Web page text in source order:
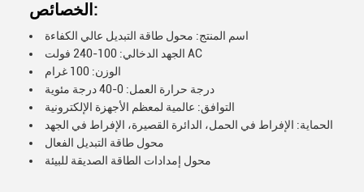
الخصائص:
اسم المنتج: محول طاقة التبديل عالي الكفاءة
الجهد الدخالي: 100-240 فولت AC
الوزن: 100 غرام
درجة حرارة العمل: 0-40 درجة مئوية
التوافق: عالمية لمعظم الأجهزة الإلكترونية
الحماية: الإفراط في الحمل، الدائرة القصيرة، الإفراط في الجهد
محول طاقة التبديل الفعال
محول إمدادات الطاقة الصديقة للبيئة